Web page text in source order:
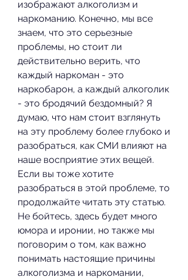
изображают алкоголизм и
наркоманию. Конечно, мы все
знаем, что это серьезные
проблемы, но стоит ли
действительно верить, что
каждый наркоман - это
наркобарон, а каждый алкоголик
- это бродячий бездомный? Я
думаю, что нам стоит взглянуть
на эту проблему более глубоко и
разобраться, как СМИ влияют на
наше восприятие этих вещей.
Если вы тоже хотите
разобраться в этой проблеме, то
продолжайте читать эту статью.
Не бойтесь, здесь будет много
юмора и иронии, но также мы
поговорим о том, как важно
понимать настоящие причины
алкоголизма и наркомании,